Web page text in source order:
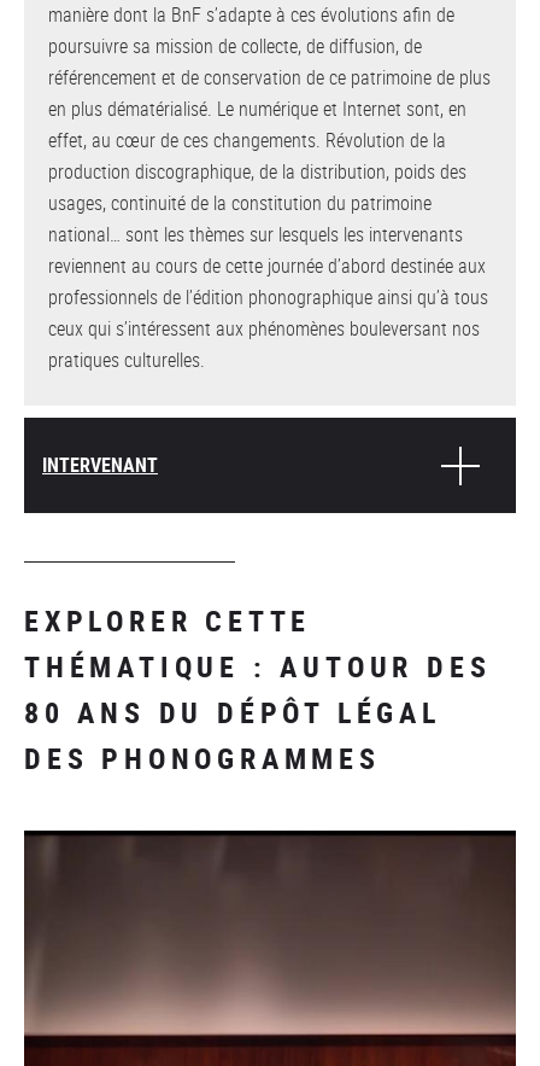
manière dont la BnF s’adapte à ces évolutions afin de
poursuivre sa mission de collecte, de diffusion, de
référencement et de conservation de ce patrimoine de plus
en plus dématérialisé. Le numérique et Internet sont, en
effet, au cœur de ces changements. Révolution de la
production discographique, de la distribution, poids des
usages, continuité de la constitution du patrimoine
national… sont les thèmes sur lesquels les intervenants
reviennent au cours de cette journée d’abord destinée aux
professionnels de l’édition phonographique ainsi qu’à tous
ceux qui s’intéressent aux phénomènes bouleversant nos
pratiques culturelles.
INTERVENANT
EXPLORER CETTE
THÉMATIQUE : AUTOUR DES
80 ANS DU DÉPÔT LÉGAL
DES PHONOGRAMMES